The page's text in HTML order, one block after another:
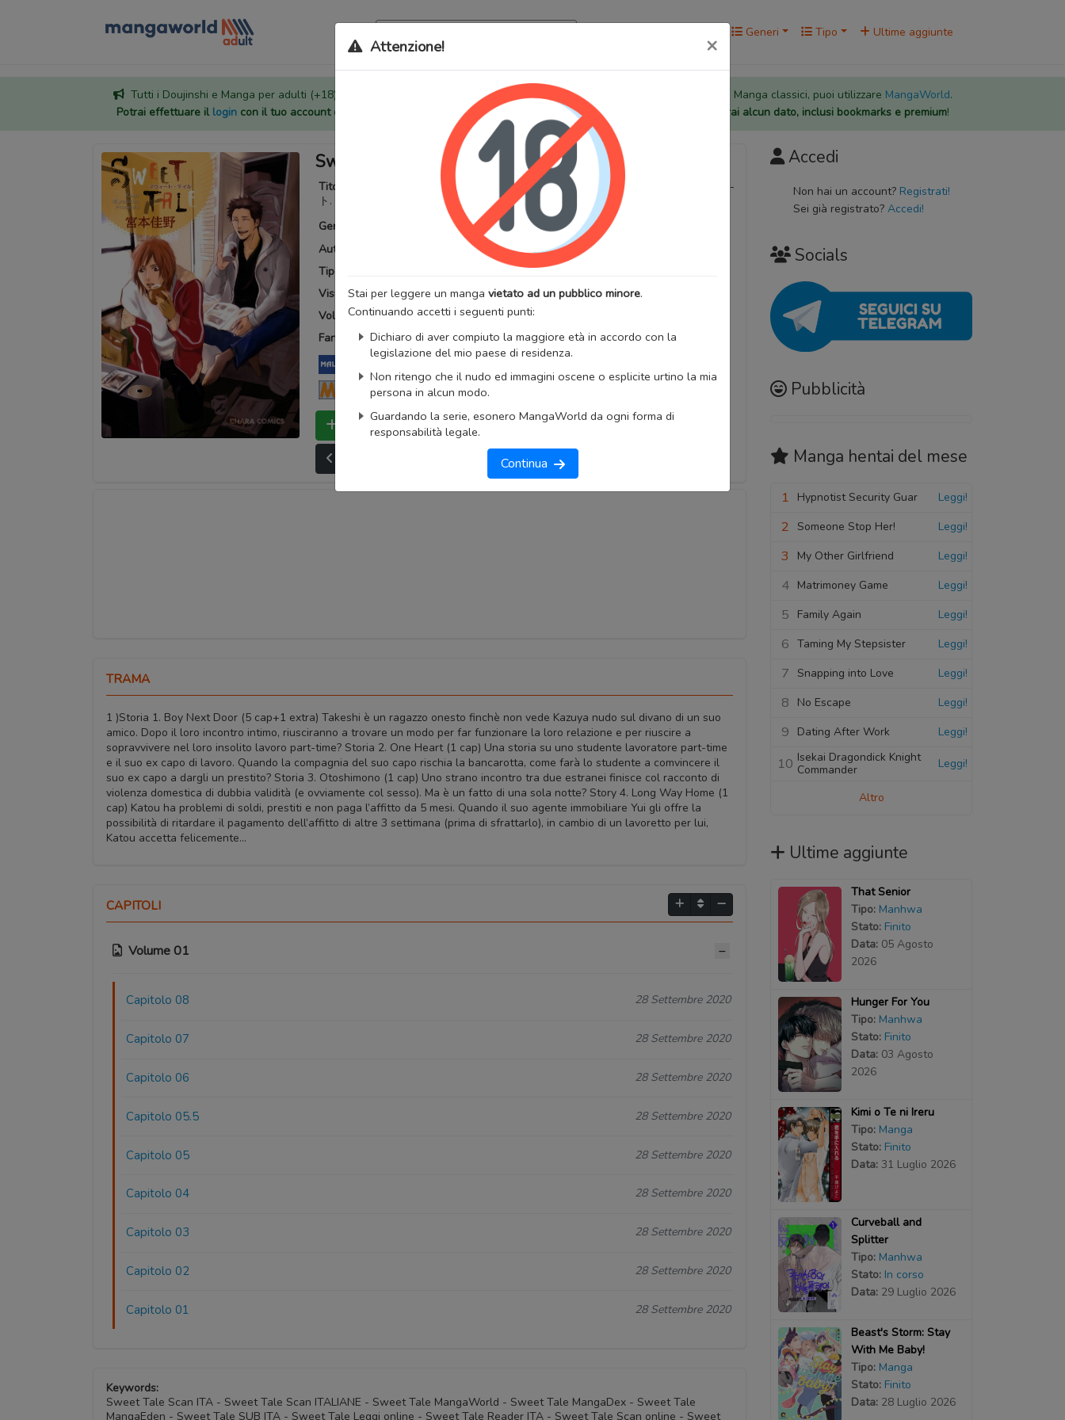
Generi Tipo Ultime aggiunte
Tutti i Doujinshi e Manga per adulti (+18) sono stati trasferiti sul nostro nuovo sito ( mangaworldadult.net ); invece, per i Manga classici, puoi utilizzare MangaWorld.
Potrai effettuare il logincon il tuo account di MangaWorld tutti i dati sono condivisitra i due siti, quindi non perderai alcun dato, inclusi bookmarks e premium!
Attenzione! ×
Stai per leggere un manga vietato ad un pubblico minore.
Continuando accetti i seguenti punti:
Dichiaro di aver compiuto la maggiore età in accordo con la
legislazione del mio paese di residenza.
Non ritengo che il nudo ed immagini oscene o esplicite urtino la mia
persona in alcun modo.
Guardando la serie, esonero MangaWorld da ogni forma di
responsabilità legale.
Continua
Sweet Tale
Titoli alternativi:
Boy Next Door, Long Way Home, One Heart, Otoshimono, スウイ-
ト. テル
Generi:
Drammatico Romantico Slice of Life Yaoi
Autore: Artista:
MIYAMOTO Kano
Tipo:
Stato:
Visualizzazioni:47697 Anno di uscita:2010
Volumi totali:1
Fansub:Chimudaku
MangaUpdates
Bookmark Lista capitoli
Segnala problema
Primo capitolo
TRAMA
1 )Storia 1. Boy Next Door (5 cap+1 extra) Takeshi è un ragazzo onesto finchè non vede Kazuya nudo sul divano di un suo
amico. Dopo il loro incontro intimo, riusciranno a trovare un modo per far funzionare la loro relazione e per riuscire a
sopravvivere nel loro insolito lavoro part-time? Storia 2. One Heart (1 cap) Una storia su uno studente lavoratore part-time
e il suo ex capo di lavoro. Quando la compagnia del suo capo rischia la bancarotta, come farà lo studente a comvincere il
suo ex capo a dargli un prestito? Storia 3. Otoshimono (1 cap) Uno strano incontro tra due estranei finisce col racconto di
violenza domestica di dubbia validità (e ovviamente col sesso). Ma è un fatto di una sola notte? Story 4. Long Way Home (1
cap) Katou ha problemi di soldi, prestiti e non paga l’affitto da 5 mesi. Quando il suo agente immobiliare Yui gli offre la
possibilità di ritardare il pagamento dell’affitto di altre 3 settimana (prima di sfrattarlo), in cambio di un lavoretto per lui,
Katou accetta felicemente…
CAPITOLI
Volume 01
Capitolo 08 28 Settembre 2020
Capitolo 07 28 Settembre 2020
Capitolo 06 28 Settembre 2020
Capitolo 05.5 28 Settembre 2020
Capitolo 05 28 Settembre 2020
Capitolo 04 28 Settembre 2020
Capitolo 03 28 Settembre 2020
Capitolo 02 28 Settembre 2020
Capitolo 01 28 Settembre 2020
Keywords:
Sweet Tale Scan ITA - Sweet Tale Scan ITALIANE - Sweet Tale MangaWorld - Sweet Tale MangaDex - Sweet Tale
MangaEden - Sweet Tale SUB ITA - Sweet Tale Leggi online - Sweet Tale Reader ITA - Sweet Tale Scan online - Sweet
Accedi
Non hai un account? Registrati!
Sei già registrato? Accedi!
Socials
Pubblicità
Manga hentai del mese
1 Hypnotist Security Guar Leggi!
2 Someone Stop Her! Leggi!
3 My Other Girlfriend Leggi!
4 Matrimoney Game Leggi!
5 Family Again Leggi!
6 Taming My Stepsister Leggi!
7 Snapping into Love Leggi!
8 No Escape Leggi!
9 Dating After Work Leggi!
10 Isekai Dragondick Knight
Commander
Leggi!
Altro
Ultime aggiunte
That Senior
Tipo: Manhwa
Stato: Finito
Data: 05 Agosto
2026
Hunger For You
Tipo: Manhwa
Stato: Finito
Data: 03 Agosto
2026
Kimi o Te ni Ireru
Tipo: Manga
Stato: Finito
Data: 31 Luglio 2026
Curveball and
Splitter
Tipo: Manhwa
Stato: In corso
Data: 29 Luglio 2026
Beast's Storm: Stay
With Me Baby!
Tipo: Manga
Stato: Finito
Data: 28 Luglio 2026